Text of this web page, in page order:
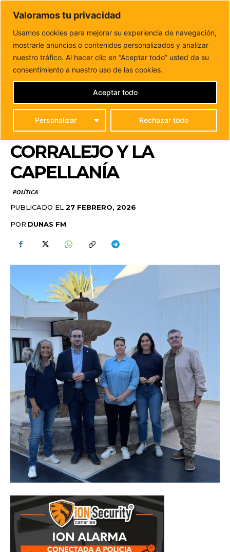
Valoramos tu privacidad
Usamos cookies para mejorar su experiencia de navegación,
mostrarle anuncios o contenidos personalizados y analizar
nuestro tráfico. Al hacer clic en “Aceptar todo” usted da su
consentimiento a nuestro uso de las cookies.
Personalizar Rechazar todo
Aceptar todo
DUNAS FM
Tu informacion de forma cercana
Inicio POLÍTICA
El PP de La Oliva propone un carril bici y
una acera...
EL PP DE LA OLIVA
PROPONE UN CARRIL
BICI Y UNA ACERA
PEATONAL ENTRE
CORRALEJO Y LA
CAPELLANÍA
POLÍTICA
PUBLICADO EL 27 FEBRERO, 2026
POR DUNAS FM